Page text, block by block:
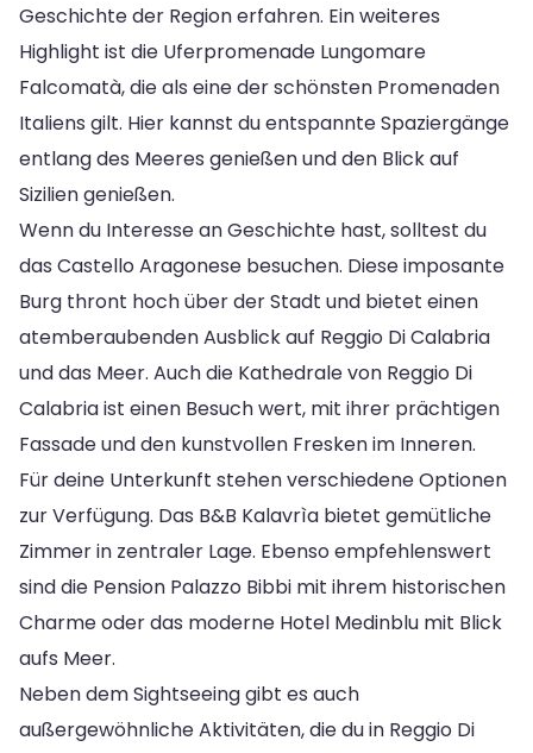
Geschichte der Region erfahren. Ein weiteres
Highlight ist die Uferpromenade Lungomare
Falcomatà, die als eine der schönsten Promenaden
Italiens gilt. Hier kannst du entspannte Spaziergänge
entlang des Meeres genießen und den Blick auf
Sizilien genießen.
Wenn du Interesse an Geschichte hast, solltest du
das Castello Aragonese besuchen. Diese imposante
Burg thront hoch über der Stadt und bietet einen
atemberaubenden Ausblick auf Reggio Di Calabria
und das Meer. Auch die Kathedrale von Reggio Di
Calabria ist einen Besuch wert, mit ihrer prächtigen
Fassade und den kunstvollen Fresken im Inneren.
Für deine Unterkunft stehen verschiedene Optionen
zur Verfügung. Das B&B Kalavrìa bietet gemütliche
Zimmer in zentraler Lage. Ebenso empfehlenswert
sind die Pension Palazzo Bibbi mit ihrem historischen
Charme oder das moderne Hotel Medinblu mit Blick
aufs Meer.
Neben dem Sightseeing gibt es auch
außergewöhnliche Aktivitäten, die du in Reggio Di